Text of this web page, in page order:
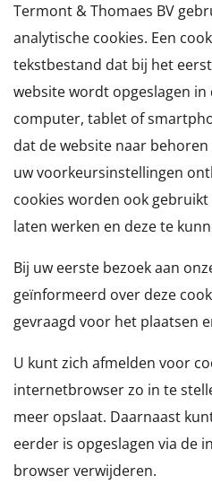
Termont & Thomaes BV
analytische cookies. Een
tekstbestand dat bij het
website wordt opgeslagen
computer, tablet of
dat de website naar
uw voorkeursinstellingen
cookies worden ook
laten werken en deze te
Bij uw eerste bezoek aan
geïnformeerd over deze
gevraagd voor het plaatsen
U kunt zich afmelden voor
internetbrowser zo in te
meer opslaat. Daarnaast
eerder is opgeslagen via de
browser verwijderen.